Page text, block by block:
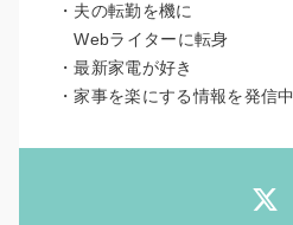
・夫の転勤を機に
Webライターに転身
・最新家電が好き
・家事を楽にする情報を発信中